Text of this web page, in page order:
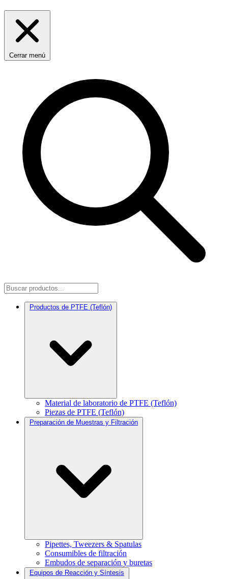
Cerrar menú
Productos de PTFE (Teflón)
Material de laboratorio de PTFE (Teflón)
Piezas de PTFE (Teflón)
Preparación de Muestras y Filtración
Pipettes, Tweezers & Spatulas
Consumibles de filtración
Embudos de separación y buretas
Equipos de Reacción y Síntesis